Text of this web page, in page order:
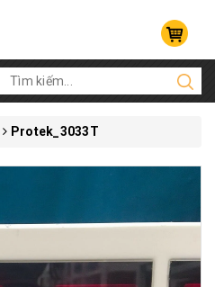
Protek_3033T